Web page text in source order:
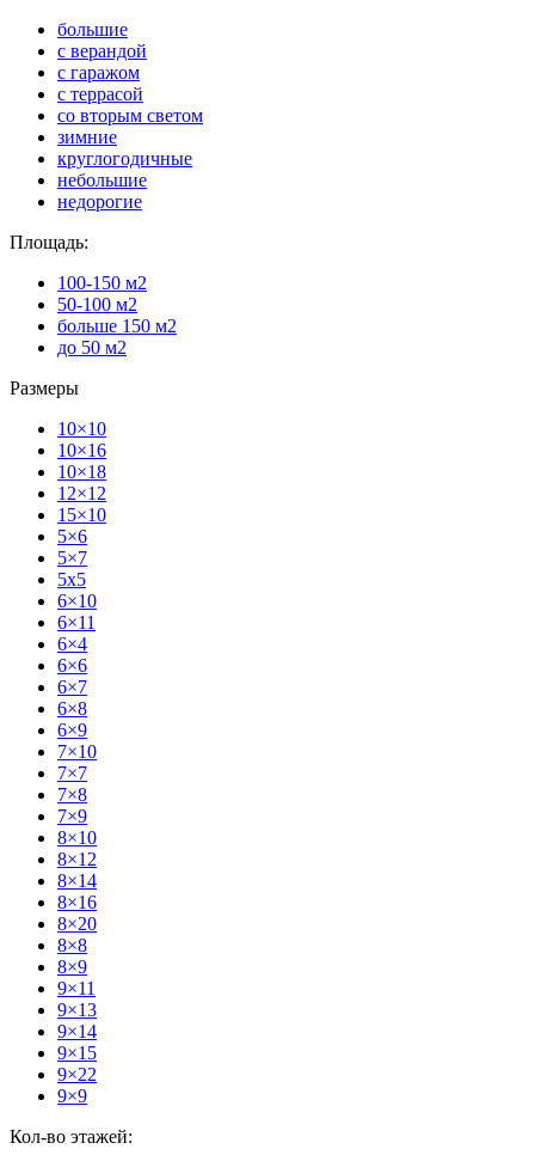
большие
с верандой
с гаражом
с террасой
со вторым светом
зимние
круглогодичные
небольшие
недорогие
Площадь:
100-150 м2
50-100 м2
больше 150 м2
до 50 м2
Размеры
10×10
10×16
10×18
12×12
15×10
5×6
5×7
5x5
6×10
6×11
6×4
6×6
6×7
6×8
6×9
7×10
7×7
7×8
7×9
8×10
8×12
8×14
8×16
8×20
8×8
8×9
9×11
9×13
9×14
9×15
9×22
9×9
Кол-во этажей: